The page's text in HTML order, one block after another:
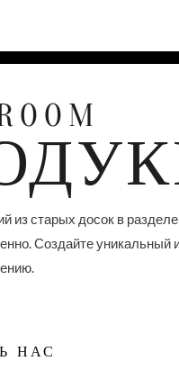
из старых досок в
Создайте уникальный
НАС